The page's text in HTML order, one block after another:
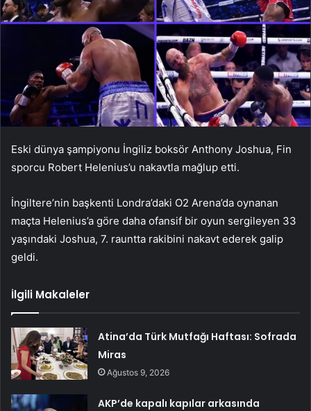
Eski dünya şampiyonu İngiliz boksör Anthony Joshua, Fin
sporcu Robert Helenius’u nakavtla mağlup etti.
İngiltere’nin başkenti Londra’daki O2 Arena’da oynanan
maçta Helenius’a göre daha ofansif bir oyun sergileyen 33
yaşındaki Joshua, 7. rauntta rakibini nakavt ederek galip
geldi.
İlgili Makaleler
Atina’da Türk Mutfağı Haftası: Sofrada
Miras
Ağustos 9, 2026
AKP’de kapalı kapılar arkasında